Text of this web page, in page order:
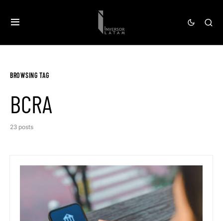
BROWSING TAG
BCRA
23 posts